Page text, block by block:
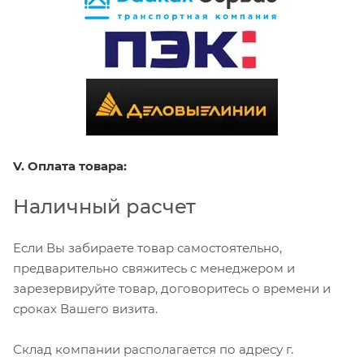
V. Оплата товара:
Наличный расчет
Если Вы забираете товар самостоятельно,
предварительно свяжитесь с менеджером и
зарезервируйте товар, договоритесь о времени и
сроках Вашего визита.
Склад компании располагается по адресу г.